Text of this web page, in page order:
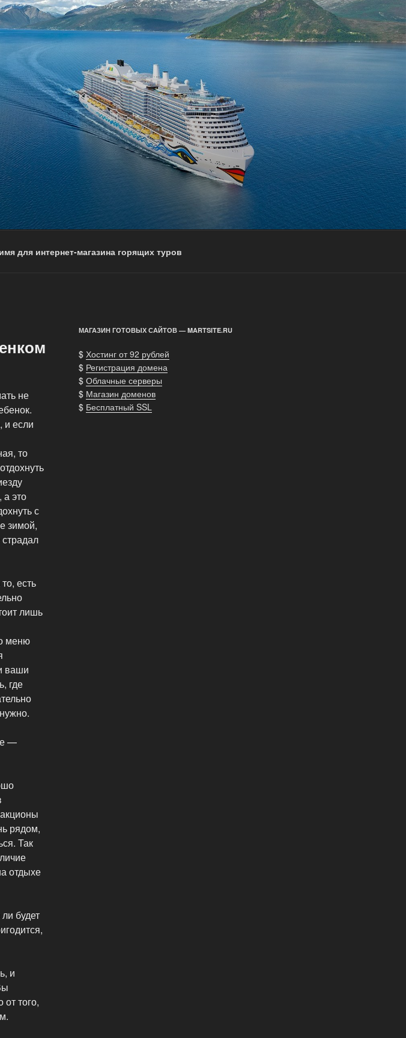
для интернет-магазина горящих туров
не
и если
то
это
с
зимой,
есть
лишь
меню
ваши
где
—
рядом,
Так
отдыхе
будет
и
того,
МАГАЗИН ГОТОВЫХ САЙТОВ — MARTSITE.RU
$ Хостинг от 92 рублей
$ Регистрация домена
$ Облачные серверы
$ Магазин доменов
$ Бесплатный SSL